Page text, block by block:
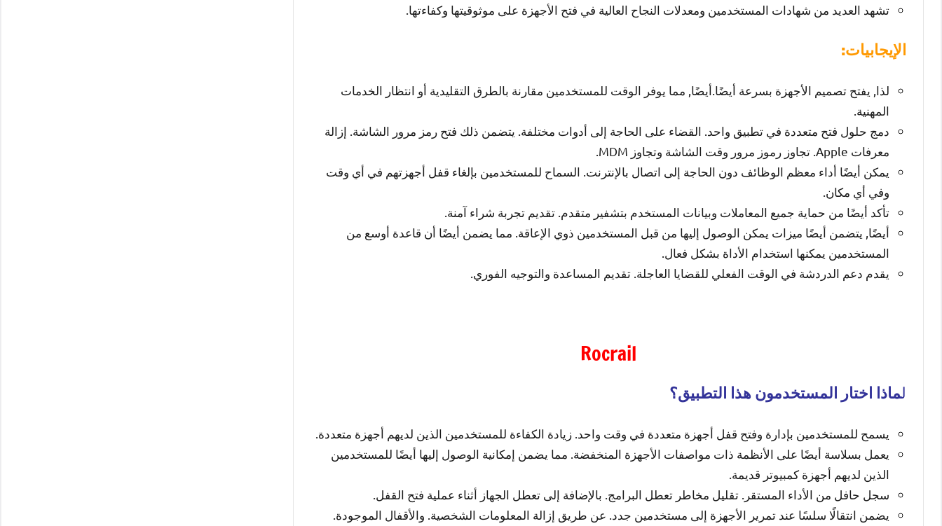
تشهد العديد من شهادات المستخدمين ومعدلات النجاح العالية في فتح الأجهزة على موثوقيتها وكفاءتها.
الإيجابيات:
لذا, يفتح تصميم الأجهزة بسرعة أيضًا.أيضًا, مما يوفر الوقت للمستخدمين مقارنة بالطرق التقليدية أو انتظار الخدمات
المهنية.
دمج حلول فتح متعددة في تطبيق واحد. القضاء على الحاجة إلى أدوات مختلفة. يتضمن ذلك فتح رمز مرور الشاشة. إزالة
معرفات Apple. تجاوز رموز مرور وقت الشاشة وتجاوز MDM.
يمكن أيضًا أداء معظم الوظائف دون الحاجة إلى اتصال بالإنترنت. السماح للمستخدمين بإلغاء قفل أجهزتهم في أي وقت
وفي أي مكان.
تأكد أيضًا من حماية جميع المعاملات وبيانات المستخدم بتشفير متقدم. تقديم تجربة شراء آمنة.
أيضًا, يتضمن أيضًا ميزات يمكن الوصول إليها من قبل المستخدمين ذوي الإعاقة. مما يضمن أيضًا أن قاعدة أوسع من
المستخدمين يمكنها استخدام الأداة بشكل فعال.
يقدم دعم الدردشة في الوقت الفعلي للقضايا العاجلة. تقديم المساعدة والتوجيه الفوري.
Rocrail
لماذا اختار المستخدمون هذا التطبيق؟
يسمح للمستخدمين بإدارة وفتح قفل أجهزة متعددة في وقت واحد. زيادة الكفاءة للمستخدمين الذين لديهم أجهزة متعددة.
يعمل بسلاسة أيضًا على الأنظمة ذات مواصفات الأجهزة المنخفضة. مما يضمن إمكانية الوصول إليها أيضًا للمستخدمين
الذين لديهم أجهزة كمبيوتر قديمة.
سجل حافل من الأداء المستقر. تقليل مخاطر تعطل البرامج. بالإضافة إلى تعطل الجهاز أثناء عملية فتح القفل.
يضمن انتقالًا سلسًا عند تمرير الأجهزة إلى مستخدمين جدد. عن طريق إزالة المعلومات الشخصية. والأقفال الموجودة.